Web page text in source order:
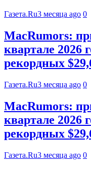
Газета.Ru3 месяца ago 0
MacRumors:
квартале 2026
рекордных
Газета.Ru3 месяца ago 0
MacRumors:
квартале 2026
рекордных
Газета.Ru3 месяца ago 0